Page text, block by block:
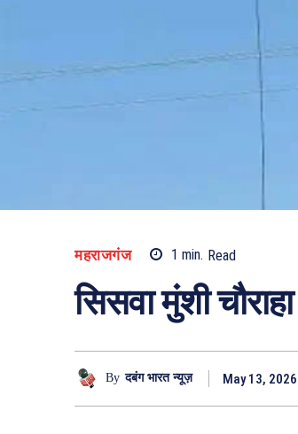
महराजगंज 1 min. Read
सिसवा मुंशी
By दबंग भारत न्यूज़ May 13, 2026